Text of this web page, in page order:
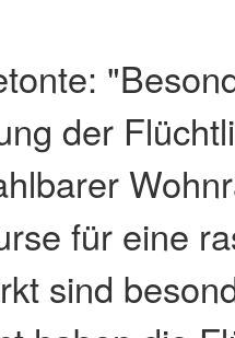
der
für eine
sind